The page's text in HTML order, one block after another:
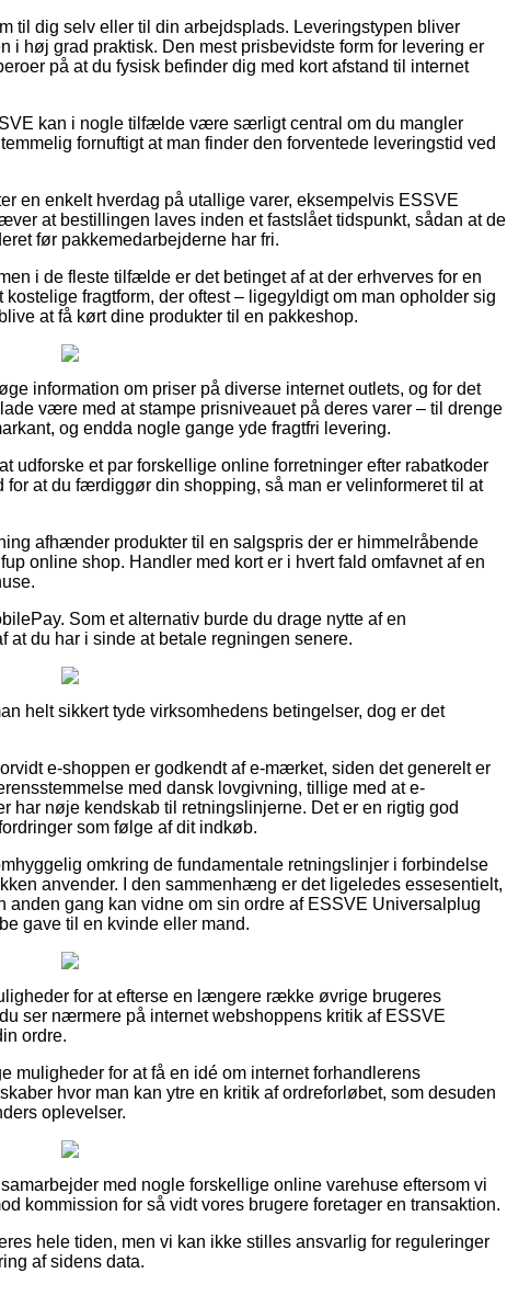
til dig selv eller til din arbejdsplads. Leveringstypen bliver
i høj grad praktisk. Den mest prisbevidste form for levering er
på at du fysisk befinder dig med kort afstand til internet
kan i nogle tilfælde være særligt central om du mangler
fornuftigt at man finder den forventede leveringstid ved
en enkelt hverdag på utallige varer, eksempelvis ESSVE
at bestillingen laves inden et fastslået tidspunkt, sådan at de
før pakkemedarbejderne har fri.
i de fleste tilfælde er det betinget af at der erhverves for en
fragtform, der oftest – ligegyldigt om man opholder sig
at få kørt dine produkter til en pakkeshop.
information om priser på diverse internet outlets, og for det
være med at stampe prisniveauet på deres varer – til drenge
og endda nogle gange yde fragtfri levering.
udforske et par forskellige online forretninger efter rabatkoder
at du færdiggør din shopping, så man er velinformeret til at
afhænder produkter til en salgspris der er himmelråbende
online shop. Handler med kort er i hvert fald omfavnet af en
Som et alternativ burde du drage nytte af en
du har i sinde at betale regningen senere.
helt sikkert tyde virksomhedens betingelser, dog er det
e-shoppen er godkendt af e-mærket, siden det generelt er
med dansk lovgivning, tillige med at e-
har nøje kendskab til retningslinjerne. Det er en rigtig god
som følge af dit indkøb.
omkring de fundamentale retningslinjer i forbindelse
anvender. I den sammenhæng er det ligeledes essesentielt,
anden gang kan vidne om sin ordre af ESSVE Universalplug
gave til en kvinde eller mand.
for at efterse en længere række øvrige brugeres
ser nærmere på internet webshoppens kritik af ESSVE
ordre.
muligheder for at få en idé om internet forhandlerens
hvor man kan ytre en kritik af ordreforløbet, som desuden
oplevelser.
med nogle forskellige online varehuse eftersom vi
kommission for så vidt vores brugere foretager en transaktion.
hele tiden, men vi kan ikke stilles ansvarlig for reguleringer
af sidens data.